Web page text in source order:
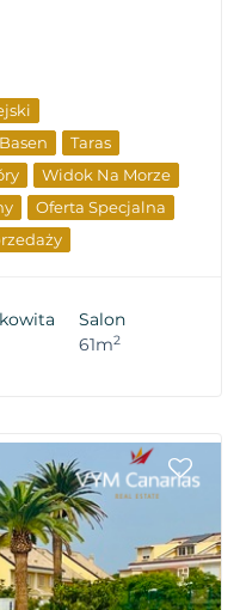
Taras
Widok Na Morze
Oferta Specjalna
Salon
61m2